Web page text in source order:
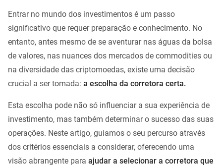
Entrar no mundo dos investimentos é um passo
significativo que requer preparação e conhecimento. No
entanto, antes mesmo de se aventurar nas águas da bolsa
de valores, nas nuances dos mercados de commodities ou
na diversidade das criptomoedas, existe uma decisão
crucial a ser tomada: a escolha da corretora certa.
Esta escolha pode não só influenciar a sua experiência de
investimento, mas também determinar o sucesso das suas
operações. Neste artigo, guiamos o seu percurso através
dos critérios essenciais a considerar, oferecendo uma
visão abrangente para ajudar a selecionar a corretora que